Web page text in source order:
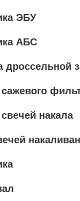
ЭБУ
АБС
накала